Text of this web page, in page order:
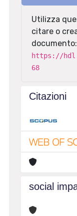
Utilizza
citare o
documento:
https://
68
Citazioni
social